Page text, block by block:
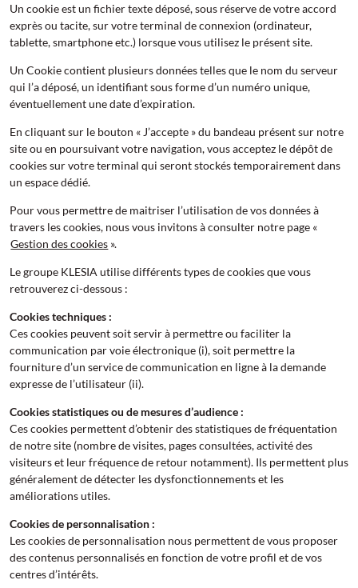
Un cookie est un fichier texte déposé, sous réserve de votre accord
exprès ou tacite, sur votre terminal de connexion (ordinateur,
tablette, smartphone etc.) lorsque vous utilisez le présent site.
Un Cookie contient plusieurs données telles que le nom du serveur
qui l’a déposé, un identifiant sous forme d’un numéro unique,
éventuellement une date d’expiration.
En cliquant sur le bouton « J’accepte » du bandeau présent sur notre
site ou en poursuivant votre navigation, vous acceptez le dépôt de
cookies sur votre terminal qui seront stockés temporairement dans
un espace dédié.
Pour vous permettre de maitriser l’utilisation de vos données à
travers les cookies, nous vous invitons à consulter notre page «
Gestion des cookies ».
Le groupe KLESIA utilise différents types de cookies que vous
retrouverez ci-dessous :
Cookies techniques :
Ces cookies peuvent soit servir à permettre ou faciliter la
communication par voie électronique (i), soit permettre la
fourniture d’un service de communication en ligne à la demande
expresse de l’utilisateur (ii).
Cookies statistiques ou de mesures d’audience :
Ces cookies permettent d’obtenir des statistiques de fréquentation
de notre site (nombre de visites, pages consultées, activité des
visiteurs et leur fréquence de retour notamment). Ils permettent plus
généralement de détecter les dysfonctionnements et les
améliorations utiles.
Cookies de personnalisation :
Les cookies de personnalisation nous permettent de vous proposer
des contenus personnalisés en fonction de votre profil et de vos
centres d’intérêts.